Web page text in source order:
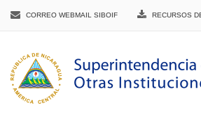
CORREO WEBMAIL SIBOIF RECURSOS